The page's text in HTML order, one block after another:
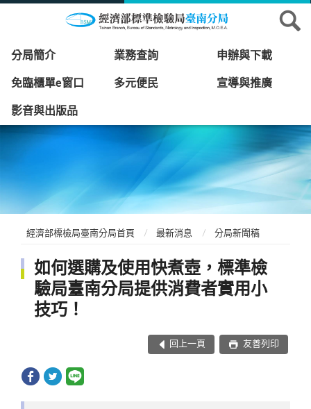
分局簡介 業務查詢 申辦與下載
免臨櫃單e窗口 多元便民 宣導與推廣
影音與出版品
經濟部標檢局臺南分局首頁 最新消息 分局新聞稿
如何選購及使用快煮壺，標準檢
驗局臺南分局提供消費者實用小
技巧！
回上一頁 友善列印